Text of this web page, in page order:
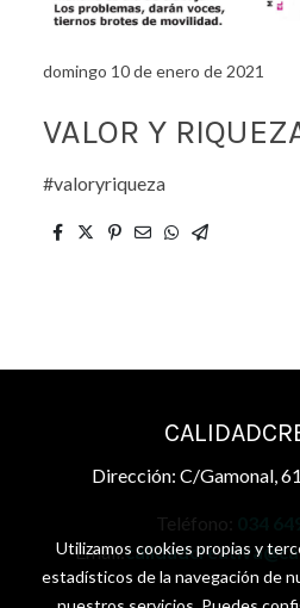
domingo 10 de enero de 2021
VALOR Y
#valoryriqueza
Dirección: C/Gamonal,
Teléfono:
Email:
Utilizamos cookies propias y
estadísticos de la navegación de